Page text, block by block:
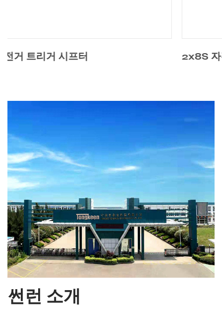
2x8S 자전거 트리거 시프터
썬런 소개